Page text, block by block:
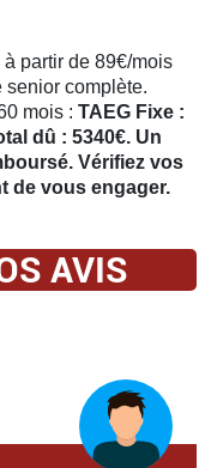
partir de 89€/mois
senior complète.
mois : TAEG Fixe :
dû : 5340€. Un
Vérifiez vos
de vous engager.
AVIS